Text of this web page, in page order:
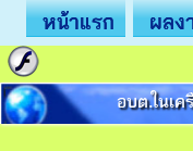
หน้าแรก ผลง
อบต.ในเ